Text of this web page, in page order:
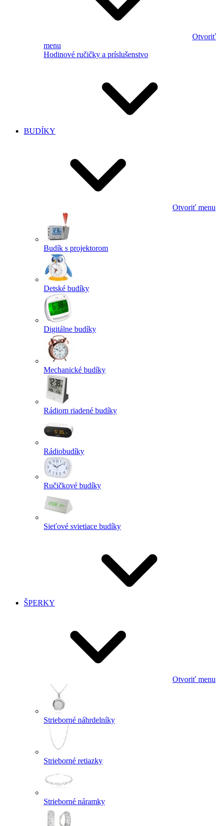
Otvoriť
menu
Hodinové ručičky a príslušenstvo
BUDÍKY
Otvoriť menu
Budík s projektorom
Detské budíky
Digitálne budíky
Mechanické budíky
Rádiom riadené budíky
Rádiobudíky
Ručičkové budíky
Sieťové svietiace budíky
ŠPERKY
Otvoriť menu
Strieborné náhrdelníky
Strieborné retiazky
Strieborné náramky